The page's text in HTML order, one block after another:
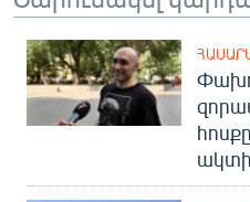
Русский
ՀԵՏԵՎԵՔ ՄԵԶ